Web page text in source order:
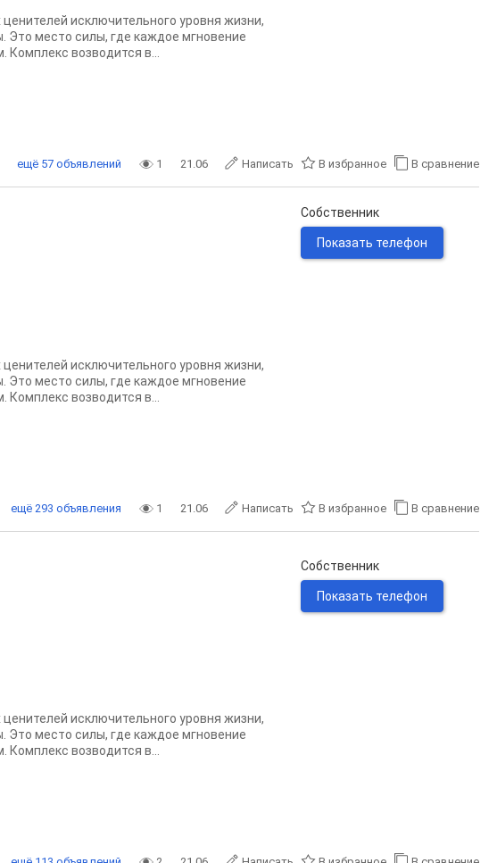
исключительного уровня жизни,
Это место силы, где каждое мгновение
возводится в...
1 21.06 Написать В избранное В сравнение
ещё 57 объявлений
исключительного уровня жизни,
Это место силы, где каждое мгновение
возводится в...
Собственник
Показать телефон
1 21.06 Написать В избранное В сравнение
ещё 293 объявления
исключительного уровня жизни,
Это место силы, где каждое мгновение
возводится в...
Собственник
Показать телефон